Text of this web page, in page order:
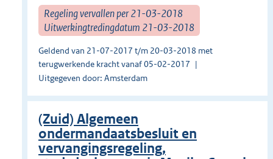
Regeling vervallen per 21-03-2018
Uitwerkingtredingdatum 21-03-2018
Geldend van 21-07-2017 t/m 20-03-2018 met
terugwerkende kracht vanaf 05-02-2017
Uitgegeven door: Amsterdam
(Zuid) Algemeen
ondermandaatsbesluit en
vervangingsregeling,